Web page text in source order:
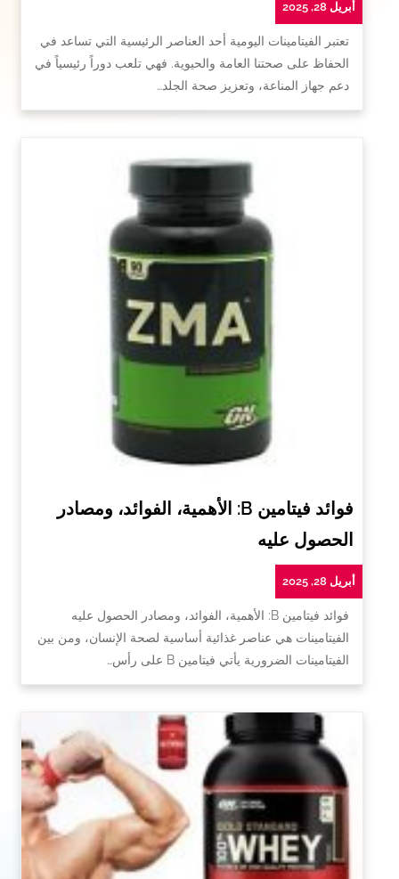
أبريل 28, 2025
تعتبر الفيتامينات اليومية أحد العناصر الرئيسية التي تساعد في
الحفاظ على صحتنا العامة والحيوية. فهي تلعب دوراً رئيسياً في
دعم جهاز المناعة، وتعزيز صحة الجلد…
فوائد فيتامين B: الأهمية، الفوائد، ومصادر
الحصول عليه
أبريل 28, 2025
فوائد فيتامين B: الأهمية، الفوائد، ومصادر الحصول عليه
الفيتامينات هي عناصر غذائية أساسية لصحة الإنسان، ومن بين
الفيتامينات الضرورية يأتي فيتامين B على رأس…